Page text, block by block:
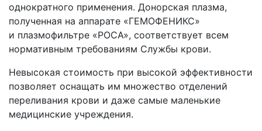
однократного применения. Донорская плазма,
полученная на аппарате «ГЕМОФЕНИКС»
и плазмофильтре «РОСА», соответствует всем
нормативным требованиям Службы крови.
Невысокая стоимость при высокой эффективности
позволяет оснащать им множество отделений
переливания крови и даже самые маленькие
медицинские учреждения.